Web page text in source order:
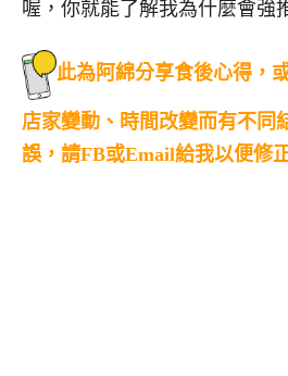
喔，你就能了解我為什麼會強
此為阿綿分享食後心得，
店家變動、時間改變而有不同
誤，請FB或Email給我以便修